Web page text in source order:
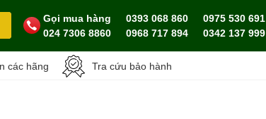
Gọi mua hàng
024 7306 8860
0393 068 860
0968 717 894
0975 530 691
0342 137 999
các hãng Tra cứu bảo hành